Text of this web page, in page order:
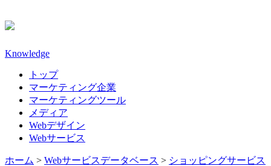
Knowledge
トップ
マーケティング企業
マーケティングツール
メディア
Webデザイン
Webサービス
ホーム > Webサービスデータベース > ショッピングサービス